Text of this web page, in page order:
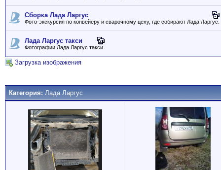
Сборка Лада Ларгус
Фото-экскурсия по конвейеру и сварочному цеху, где собирают Лада Ларгус.
Лада Ларгус такси
Фотографии Лада Ларгус такси.
Загрузка изображения
Категория: Лада Ларгус